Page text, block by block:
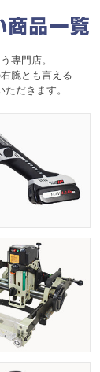
専門店。
腕とも言える
だきます。